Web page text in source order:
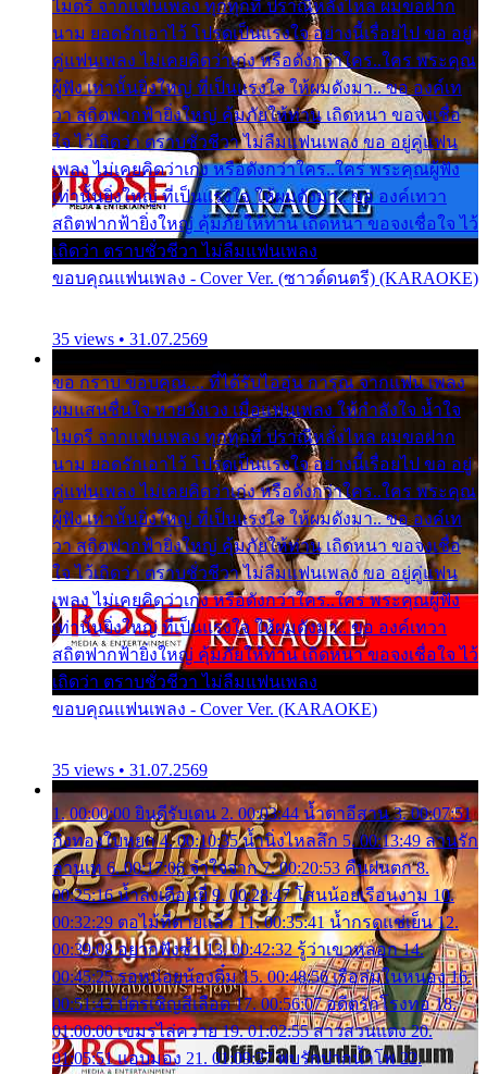
ไมตรี จากแฟนเพลง ทุกทุกที่ ปราณีหลั่งไหล ผมขอฝาก
นาม ยอดรักเอาไว้ โปรดเป็นแรงใจ อย่างนี้เรื่อยไป ขอ อยู่
คู่แฟนเพลง ไม่เคยคิดว่าเก่ง หรือดังกว่าใคร..ใคร พระคุณ
ผู้ฟัง เท่านั้นยิ่งใหญ่ ที่เป็นแรงใจ ให้ผมดังมา.. ขอ องค์เท
วา สถิตฟากฟ้ายิ่งใหญ่ คุ้มภัยให้ท่าน เถิดหนา ขอจงเชื่อ
ใจ ไว้เถิดว่า ตราบชั่วชีวา ไม่ลืมแฟนเพลง ขอ อยู่คู่แฟน
เพลง ไม่เคยคิดว่าเก่ง หรือดังกว่าใคร..ใคร พระคุณผู้ฟัง
เท่านั้นยิ่งใหญ่ ที่เป็นแรงใจ ให้ผมดังมา.. ขอ องค์เทวา
สถิตฟากฟ้ายิ่งใหญ่ คุ้มภัยให้ท่าน เถิดหนา ขอจงเชื่อใจ ไว้
เถิดว่า ตราบชั่วชีวา ไม่ลืมแฟนเพลง
ขอบคุณแฟนเพลง - Cover Ver. (ซาวด์ดนตรี) (KARAOKE)
35 views • 31.07.2569
ขอ กราบ ขอบคุณ.... ที่ได้รับไออุ่น การุณ จากแฟน เพลง
ผมแสนชื่นใจ หายวังเวง เมื่อแฟนเพลง ให้กำลังใจ น้ำใจ
ไมตรี จากแฟนเพลง ทุกทุกที่ ปราณีหลั่งไหล ผมขอฝาก
นาม ยอดรักเอาไว้ โปรดเป็นแรงใจ อย่างนี้เรื่อยไป ขอ อยู่
คู่แฟนเพลง ไม่เคยคิดว่าเก่ง หรือดังกว่าใคร..ใคร พระคุณ
ผู้ฟัง เท่านั้นยิ่งใหญ่ ที่เป็นแรงใจ ให้ผมดังมา.. ขอ องค์เท
วา สถิตฟากฟ้ายิ่งใหญ่ คุ้มภัยให้ท่าน เถิดหนา ขอจงเชื่อ
ใจ ไว้เถิดว่า ตราบชั่วชีวา ไม่ลืมแฟนเพลง ขอ อยู่คู่แฟน
เพลง ไม่เคยคิดว่าเก่ง หรือดังกว่าใคร..ใคร พระคุณผู้ฟัง
เท่านั้นยิ่งใหญ่ ที่เป็นแรงใจ ให้ผมดังมา.. ขอ องค์เทวา
สถิตฟากฟ้ายิ่งใหญ่ คุ้มภัยให้ท่าน เถิดหนา ขอจงเชื่อใจ ไว้
เถิดว่า ตราบชั่วชีวา ไม่ลืมแฟนเพลง
ขอบคุณแฟนเพลง - Cover Ver. (KARAOKE)
35 views • 31.07.2569
1. 00:00:00 ยินดีรับเดน 2. 00:03:44 น้ำตาอีสาน 3. 00:07:51
กิ่งทองใบหยก 4. 00:10:35 น้ำนิ่งไหลลึก 5. 00:13:49 ลานรัก
ลานเท 6. 00:17:06 จำใจจาก 7. 00:20:53 คืนฝนตก 8.
00:25:16 น้ำลงเดือนยี่ 9. 00:28:47 โสนน้อยเรือนงาม 10.
00:32:29 ตอไม้ที่ตายแล้ว 11. 00:35:41 น้ำกรดแช่เย็น 12.
00:39:08 อยากฟังซ้ำ 13. 00:42:32 รู้ว่าเขาหลอก 14.
00:45:25 รอหน่อยน้องติ๋ม 15. 00:48:56 เรือล่มในหนอง 16.
00:51:43 บัตรเชิญสีเลือด 17. 00:56:07 อดีตรักโรงทอ 18.
01:00:00 เขมรไล่ควาย 19. 01:02:55 สาวสวนแตง 20.
01:05:51 แอบมอง 21. 01:09:27 พบรักปากน้ำโพ 22.